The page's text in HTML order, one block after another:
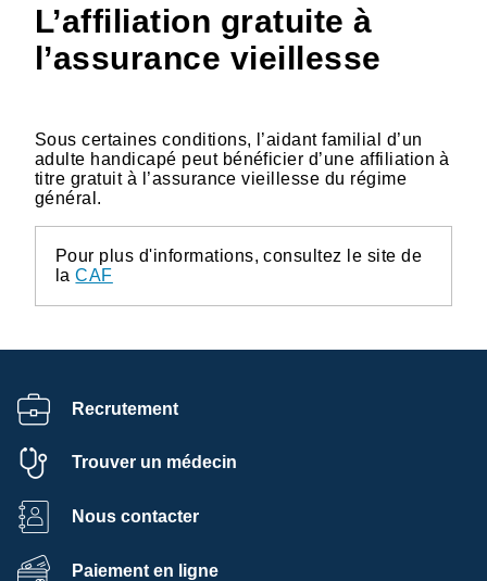
L’affiliation gratuite à
l’assurance vieillesse
Sous certaines conditions, l’aidant familial d’un
adulte handicapé peut bénéficier d’une affiliation à
titre gratuit à l’assurance vieillesse du régime
général.
Pour plus d'informations, consultez le site de
laCAF
Recrutement
Trouver un médecin
Nous contacter
Paiement en ligne